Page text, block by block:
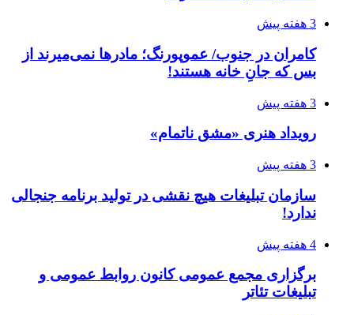
3 هفته پیش
کامران در جنوب/ عموپورنگ؛ مادرها نمی‌میرند از
بس که جانِ خانه هستند!
3 هفته پیش
رویداد هنری «مشق ناتمام»
3 هفته پیش
سازمان تبلیغات هیچ نقشی در تولید برنامه جنجالی
ندارد!
4 هفته پیش
برگزاری مجمع عمومی کانون روابط عمومی و
تبلیغات تئاتر